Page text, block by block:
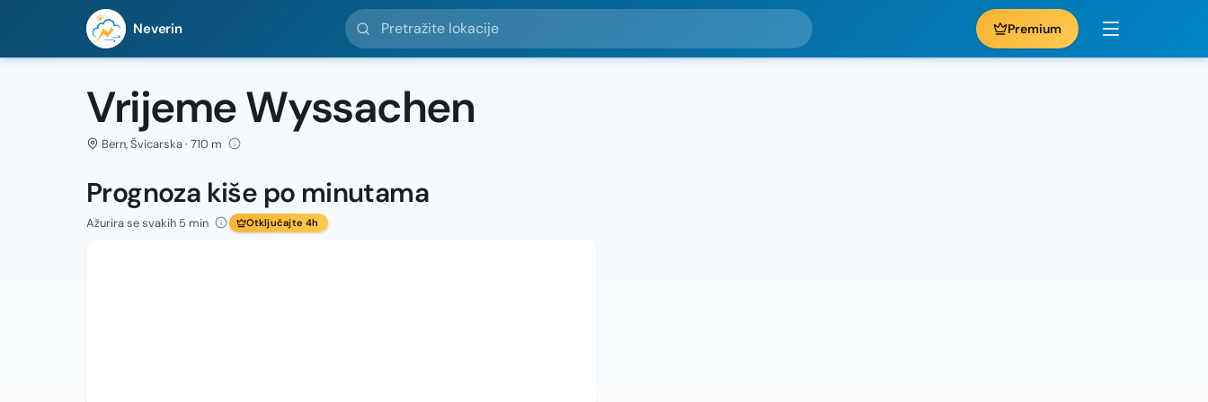
Neverin
Pretražite lokacije
Premium
Vrijeme Wyssachen
Bern, Švicarska · 710 m
Prognoza kiše po minutama
Ažurira se svakih 5 min Otključajte 4h